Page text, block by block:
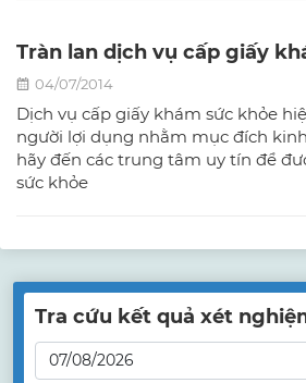
Tràn lan dịch vụ cấp giấy
04/07/2014
Dịch vụ cấp giấy khám sức khỏe
người lợi dụng nhằm mục đích
hãy đến các trung tâm uy tín để
sức khỏe
Tra cứu kết quả xét